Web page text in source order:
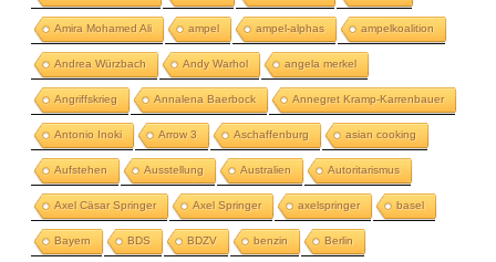
Amira Mohamed Ali ampel ampel-alphas ampelkoalition
Andrea Würzbach Andy Warhol angela merkel
Angriffskrieg Annalena Baerbock Annegret Kramp-Karrenbauer
Antonio Inoki Arrow 3 Aschaffenburg asian cooking
Aufstehen Ausstellung Australien Autoritarismus
Axel Cäsar Springer Axel Springer axelspringer basel
Bayern BDS BDZV benzin Berlin